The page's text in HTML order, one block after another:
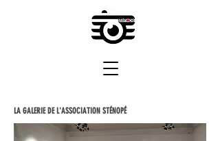
LA GALERIE DE L'ASSOCIATION STÉNOPÉ